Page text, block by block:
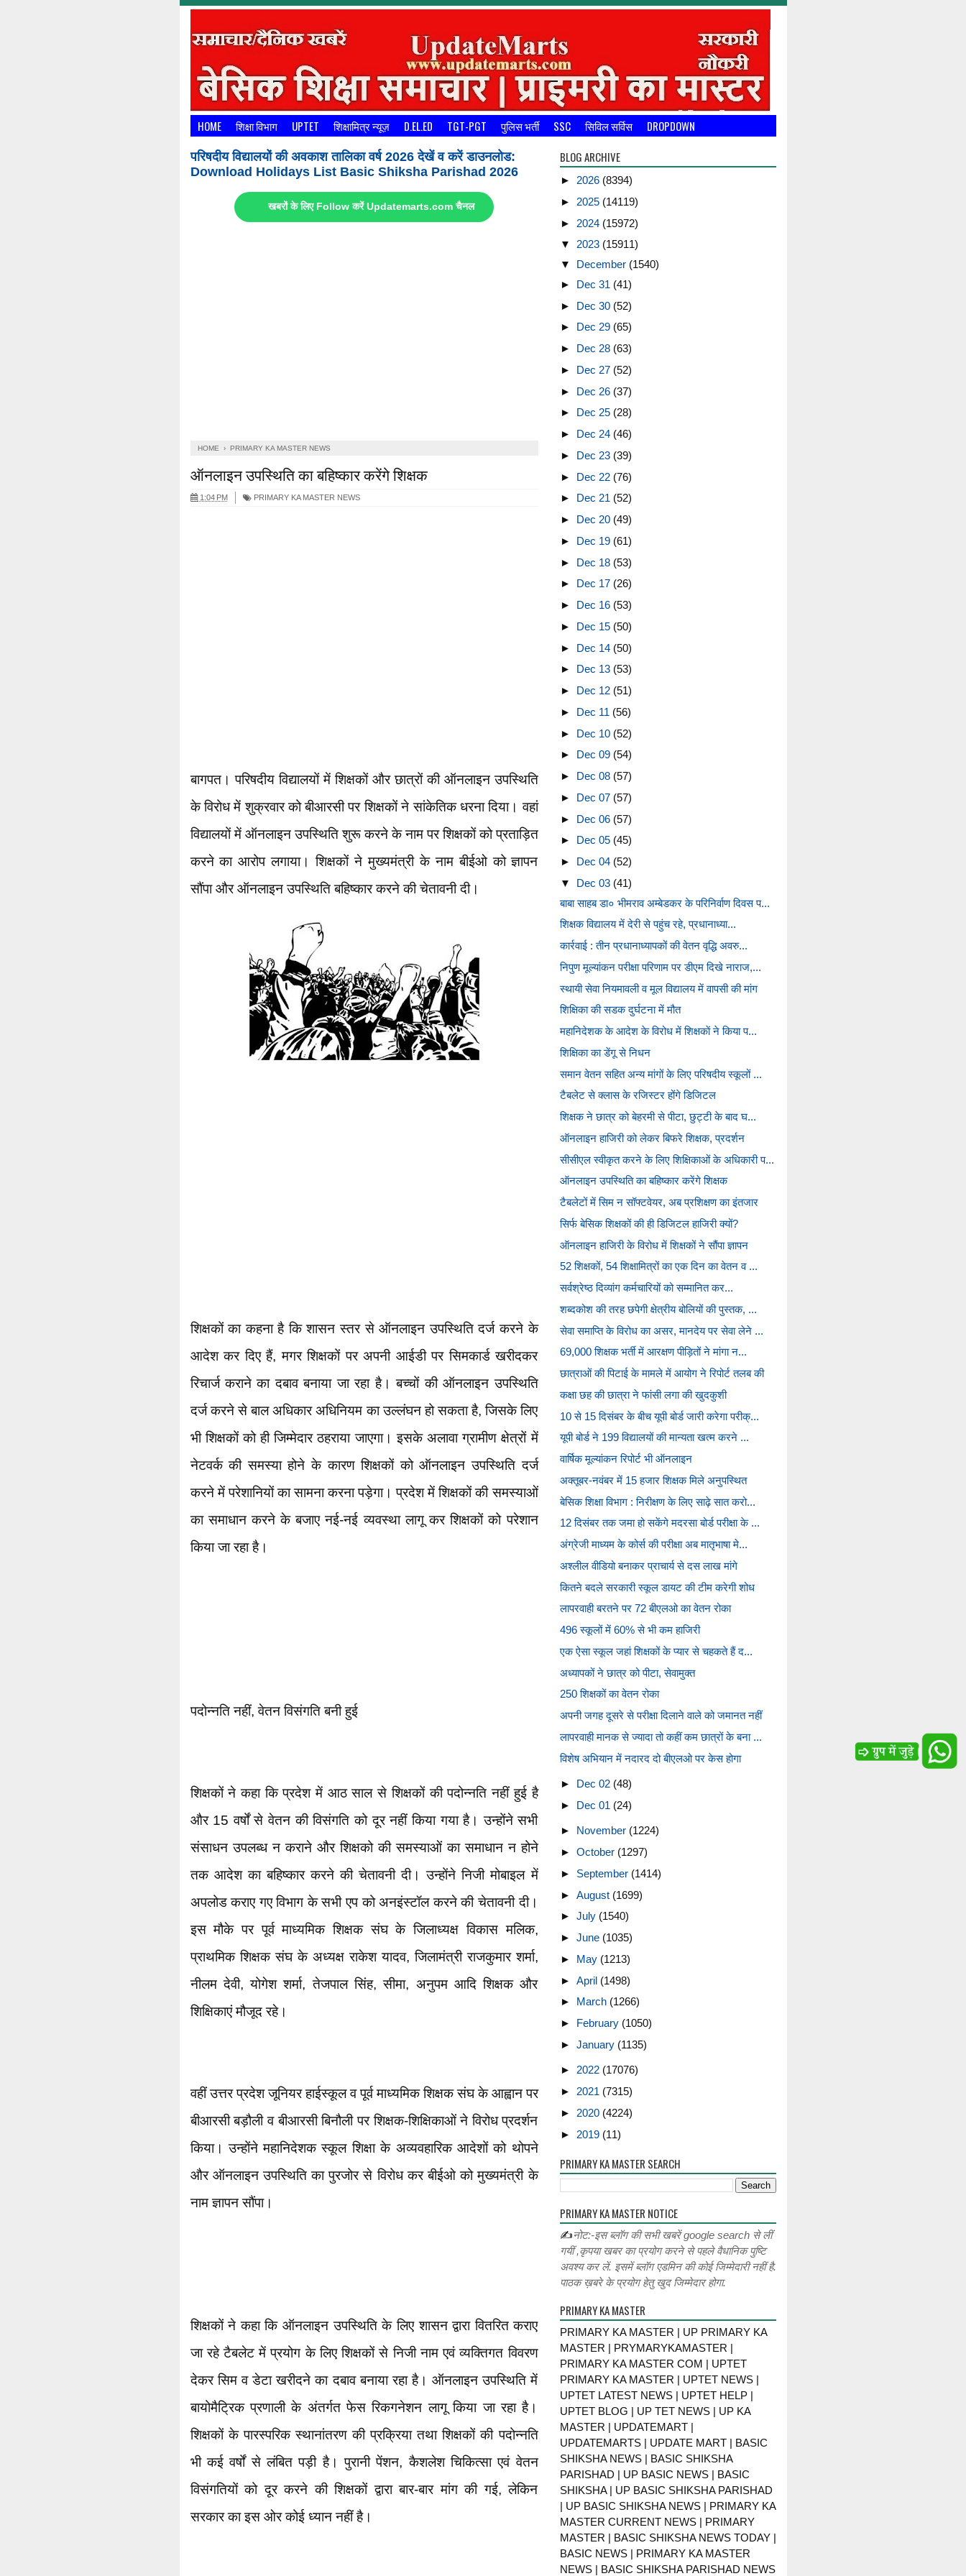
HOME शिक्षा विभाग UPTET शिक्षामित्र न्यूज़ D.EL.ED TGT-PGT पुलिस भर्ती SSC सिविल सर्विस DROPDOWN
परिषदीय विद्यालयों की अवकाश तालिका वर्ष 2026 देखें व करें डाउनलोड:
Download Holidays List Basic Shiksha Parishad 2026
खबरों के लिए Follow करें Updatemarts.com चैनल
HOME › PRIMARY KA MASTER NEWS
ऑनलाइन उपस्थिति का बहिष्कार करेंगे शिक्षक
1:04 PM PRIMARY KA MASTER NEWS
बागपत। परिषदीय विद्यालयों में शिक्षकों और छात्रों की ऑनलाइन उपस्थिति
के विरोध में शुक्रवार को बीआरसी पर शिक्षकों ने सांकेतिक धरना दिया। वहां
विद्यालयों में ऑनलाइन उपस्थिति शुरू करने के नाम पर शिक्षकों को प्रताड़ित
करने का आरोप लगाया। शिक्षकों ने मुख्यमंत्री के नाम बीईओ को ज्ञापन
सौंपा और ऑनलाइन उपस्थिति बहिष्कार करने की चेतावनी दी।
शिक्षकों का कहना है कि शासन स्तर से ऑनलाइन उपस्थिति दर्ज करने के
आदेश कर दिए हैं, मगर शिक्षकों पर अपनी आईडी पर सिमकार्ड खरीदकर
रिचार्ज कराने का दबाव बनाया जा रहा है। बच्चों की ऑनलाइन उपस्थिति
दर्ज करने से बाल अधिकार अधिनियम का उल्लंघन हो सकता है, जिसके लिए
भी शिक्षकों को ही जिम्मेदार ठहराया जाएगा। इसके अलावा ग्रामीण क्षेत्रों में
नेटवर्क की समस्या होने के कारण शिक्षकों को ऑनलाइन उपस्थिति दर्ज
करने में परेशानियों का सामना करना पड़ेगा। प्रदेश में शिक्षकों की समस्याओं
का समाधान करने के बजाए नई-नई व्यवस्था लागू कर शिक्षकों को परेशान
किया जा रहा है।
पदोन्नति नहीं, वेतन विसंगति बनी हुई
शिक्षकों ने कहा कि प्रदेश में आठ साल से शिक्षकों की पदोन्नति नहीं हुई है
और 15 वर्षों से वेतन की विसंगति को दूर नहीं किया गया है। उन्होंने सभी
संसाधन उपलब्ध न कराने और शिक्षको की समस्याओं का समाधान न होने
तक आदेश का बहिष्कार करने की चेतावनी दी। उन्होंने निजी मोबाइल में
अपलोड कराए गए विभाग के सभी एप को अनइंस्टॉल करने की चेतावनी दी।
इस मौके पर पूर्व माध्यमिक शिक्षक संघ के जिलाध्यक्ष विकास मलिक,
प्राथमिक शिक्षक संघ के अध्यक्ष राकेश यादव, जिलामंत्री राजकुमार शर्मा,
नीलम देवी, योगेश शर्मा, तेजपाल सिंह, सीमा, अनुपम आदि शिक्षक और
शिक्षिकाएं मौजूद रहे।
वहीं उत्तर प्रदेश जूनियर हाईस्कूल व पूर्व माध्यमिक शिक्षक संघ के आह्वान पर
बीआरसी बड़ौली व बीआरसी बिनौली पर शिक्षक-शिक्षिकाओं ने विरोध प्रदर्शन
किया। उन्होंने महानिदेशक स्कूल शिक्षा के अव्यवहारिक आदेशों को थोपने
और ऑनलाइन उपस्थिति का पुरजोर से विरोध कर बीईओ को मुख्यमंत्री के
नाम ज्ञापन सौंपा।
शिक्षकों ने कहा कि ऑनलाइन उपस्थिति के लिए शासन द्वारा वितरित कराए
जा रहे टैबलेट में प्रयोग के लिए शिक्षकों से निजी नाम एवं व्यक्तिगत विवरण
देकर सिम व डेटा खरीदने का दबाव बनाया रहा है। ऑनलाइन उपस्थिति में
बायोमैट्रिक प्रणाली के अंतर्गत फेस रिकगनेशन लागू किया जा रहा है।
शिक्षकों के पारस्परिक स्थानांतरण की प्रक्रिया तथा शिक्षकों की पदोन्नति
भी कई वर्षों से लंबित पड़ी है। पुरानी पेंशन, कैशलेश चिकित्सा एवं वेतन
विसंगतियों को दूर करने की शिक्षकों द्वारा बार-बार मांग की गई, लेकिन
सरकार का इस ओर कोई ध्यान नहीं है।
BLOG ARCHIVE
► 2026 (8394)
► 2025 (14119)
► 2024 (15972)
▼ 2023 (15911)
▼ December (1540)
► Dec 31 (41)
► Dec 30 (52)
► Dec 29 (65)
► Dec 28 (63)
► Dec 27 (52)
► Dec 26 (37)
► Dec 25 (28)
► Dec 24 (46)
► Dec 23 (39)
► Dec 22 (76)
► Dec 21 (52)
► Dec 20 (49)
► Dec 19 (61)
► Dec 18 (53)
► Dec 17 (26)
► Dec 16 (53)
► Dec 15 (50)
► Dec 14 (50)
► Dec 13 (53)
► Dec 12 (51)
► Dec 11 (56)
► Dec 10 (52)
► Dec 09 (54)
► Dec 08 (57)
► Dec 07 (57)
► Dec 06 (57)
► Dec 05 (45)
► Dec 04 (52)
▼ Dec 03 (41)
बाबा साहब डा० भीमराव अम्बेडकर के परिनिर्वाण दिवस प...
शिक्षक विद्यालय में देरी से पहुंच रहे, प्रधानाध्या...
कार्रवाई : तीन प्रधानाध्यापकों की वेतन वृद्धि अवरु...
निपुण मूल्यांकन परीक्षा परिणाम पर डीएम दिखे नाराज,...
स्थायी सेवा नियमावली व मूल विद्यालय में वापसी की मांग
शिक्षिका की सडक दुर्घटना में मौत
महानिदेशक के आदेश के विरोध में शिक्षकाें ने किया प...
शिक्षिका का डेंगू से निधन
समान वेतन सहित अन्य मांगों के लिए परिषदीय स्कूलों ...
टैबलेट से क्लास के रजिस्टर होंगे डिजिटल
शिक्षक ने छात्र को बेहरमी से पीटा, छुट्टी के बाद घ...
ऑनलाइन हाजिरी को लेकर बिफरे शिक्षक, प्रदर्शन
सीसीएल स्वीकृत करने के लिए शिक्षिकाओं के अधिकारी प...
ऑनलाइन उपस्थिति का बहिष्कार करेंगे शिक्षक
टैबलेटों में सिम न सॉफ्टवेयर, अब प्रशिक्षण का इंतजार
सिर्फ बेसिक शिक्षकों की ही डिजिटल हाजिरी क्यों?
ऑनलाइन हाजिरी के विरोध में शिक्षकों ने सौंपा ज्ञापन
52 शिक्षकों, 54 शिक्षामित्रों का एक दिन का वेतन व ...
सर्वश्रेष्‍ठ दिव्‍यांग कर्मचारियों को सम्‍मानित कर...
शब्दकोश की तरह छपेगी क्षेत्रीय बोलियों की पुस्तक, ...
सेवा समाप्ति के विरोध का असर, मानदेय पर सेवा लेने ...
69,000 शिक्षक भर्ती में आरक्षण पीड़ितों ने मांगा न...
छात्राओं की पिटाई के मामले में आयोग ने रिपोर्ट तलब की
कक्षा छह की छात्रा ने फांसी लगा की खुदकुशी
10 से 15 दिसंबर के बीच यूपी बोर्ड जारी करेगा परीक्...
यूपी बोर्ड ने 199 विद्यालयों की मान्यता खत्म करने ...
वार्षिक मूल्यांकन रिपोर्ट भी ऑनलाइन
अक्तूबर-नवंबर में 15 हजार शिक्षक मिले अनुपस्थित
बेसिक शिक्षा विभाग : निरीक्षण के लिए साढ़े सात करो...
12 दिसंबर तक जमा हो सकेंगे मदरसा बोर्ड परीक्षा के ...
अंग्रेजी माध्यम के कोर्स की परीक्षा अब मातृभाषा मे...
अश्लील वीडियो बनाकर प्राचार्य से दस लाख मांगे
कितने बदले सरकारी स्कूल डायट की टीम करेगी शोध
लापरवाही बरतने पर 72 बीएलओ का वेतन रोका
496 स्कूलों में 60% से भी कम हाजिरी
एक ऐसा स्कूल जहां शिक्षकों के प्यार से चहकते हैं द...
अध्यापकों ने छात्र को पीटा, सेवामुक्त
250 शिक्षकों का वेतन रोका
अपनी जगह दूसरे से परीक्षा दिलाने वाले को जमानत नहीं
लापरवाही मानक से ज्यादा तो कहीं कम छात्रों के बना ...
विशेष अभियान में नदारद दो बीएलओ पर केस होगा
► Dec 02 (48)
► Dec 01 (24)
► November (1224)
► October (1297)
► September (1414)
► August (1699)
► July (1540)
► June (1035)
► May (1213)
► April (1498)
► March (1266)
► February (1050)
► January (1135)
► 2022 (17076)
► 2021 (7315)
► 2020 (4224)
► 2019 (11)
PRIMARY KA MASTER SEARCH
PRIMARY KA MASTER NOTICE
✍नोट:-इस ब्लॉग की सभी खबरें google search से लीं
गयीं ,कृपया खबर का प्रयोग करने से पहले वैधानिक पुष्टि
अवश्य कर लें. इसमें ब्लॉग एडमिन की कोई जिम्मेदारी नहीं है.
पाठक ख़बरे के प्रयोग हेतु खुद जिम्मेदार होगा.
PRIMARY KA MASTER
PRIMARY KA MASTER | UP PRIMARY KA
MASTER | PRYMARYKAMASTER |
PRIMARY KA MASTER COM | UPTET
PRIMARY KA MASTER | UPTET NEWS |
UPTET LATEST NEWS | UPTET HELP |
UPTET BLOG | UP TET NEWS | UP KA
MASTER | UPDATEMART |
UPDATEMARTS | UPDATE MART | BASIC
SHIKSHA NEWS | BASIC SHIKSHA
PARISHAD | UP BASIC NEWS | BASIC
SHIKSHA | UP BASIC SHIKSHA PARISHAD
| UP BASIC SHIKSHA NEWS | PRIMARY KA
MASTER CURRENT NEWS | PRIMARY
MASTER | BASIC SHIKSHA NEWS TODAY |
BASIC NEWS | PRIMARY KA MASTER
NEWS | BASIC SHIKSHA PARISHAD NEWS